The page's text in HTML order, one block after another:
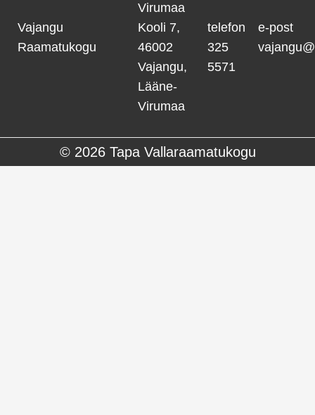
Virumaa
Vajangu
Raamatukogu
Kooli 7,
46002
Vajangu,
Lääne-
Virumaa
telefon
325
5571
e-post
© 2026 Tapa Vallaraamatukogu